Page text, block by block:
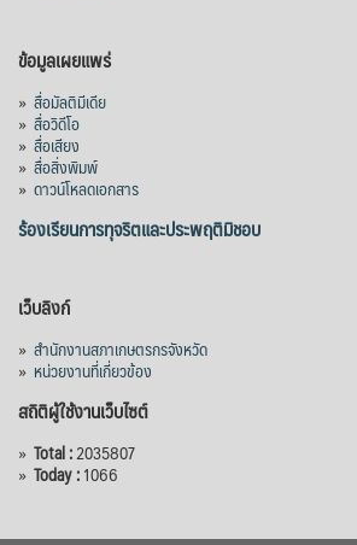
เมื่อวันที่ 5 สิงหาคม 2569 คณะรัฐมนตรีมีมติ
อนุมัติโครงการอ่างเก็บน้ำคลองวังโตนด
จังหวัดจันทบุรี กรอบวงเงิน 7,200 ล้านบาท
กำหนดระยะเวลาดำเนินงาน 7 ปี (พ.ศ. 2570–
2576) โดยโครงการมีความจุ 99.50 ล้าน
ลูกบาศก์เมตร สามารถสนับสนุนพื้นที่
ชลประทานกว่า 87,700 ไร่ เพิ่ม
View on Facebook
ข้อมูลเผยแพร่
» สื่อมัลติมีเดีย
» สื่อวิดีโอ
» สื่อเสียง
» สื่อสิ่งพิมพ์
» ดาวน์โหลดเอกสาร
ร้องเรียนการทุจริตและประพฤติมิชอบ
เว็บลิงก์
» สำนักงานสภาเกษตรกรจังหวัด
» หน่วยงานที่เกี่ยวข้อง
สถิติผู้ใช้งานเว็บไซต์
» Total :2035807
» Today :1066